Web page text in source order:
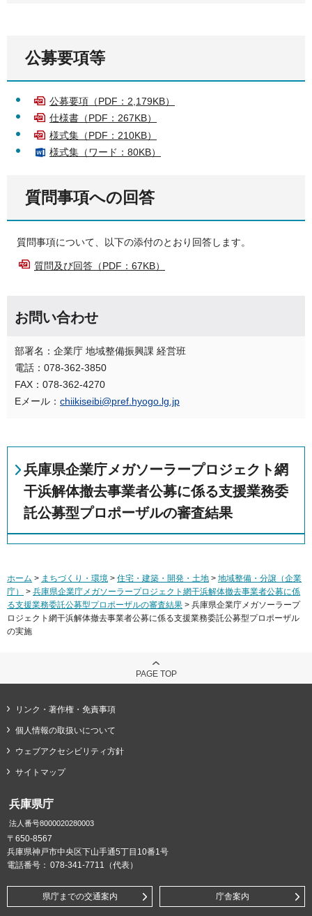
公募要項等
公募要項（PDF：2,179KB）
仕様書（PDF：267KB）
様式集（PDF：210KB）
様式集（ワード：80KB）
質問事項への回答
質問事項について、以下の添付のとおり回答します。
質問及び回答（PDF：67KB）
お問い合わせ
部署名：企業庁 地域整備振興課 経営班
電話：078-362-3850
FAX：078-362-4270
Eメール： chiikiseibi@pref.hyogo.lg.jp
兵庫県企業庁メガソーラープロジェクト網
干浜解体撤去事業者公募に係る支援業務委
託公募型プロポーザルの審査結果
ホーム > まちづくり・環境 > 住宅・建築・開発・土地 > 地域整備・分譲（企業
庁）
> 兵庫県企業庁メガソーラープロジェクト網干浜解体撤去事業者公募に係
る支援業務委託公募型プロポーザルの審査結果 > 兵庫県企業庁メガソーラープ
ロジェクト網干浜解体撤去事業者公募に係る支援業務委託公募型プロポーザル
の実施
PAGE TOP
リンク・著作権・免責事項
個人情報の取扱いについて
ウェブアクセシビリティ方針
サイトマップ
兵庫県庁
法人番号8000020280003
〒650-8567
兵庫県神戸市中央区下山手通5丁目10番1号
電話番号： 078-341-7711（代表）
県庁までの交通案内 庁舎案内